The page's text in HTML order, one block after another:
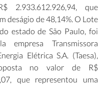
2.933.612.926,94, que
deságio de 48,14%. O Lote
estado de São Paulo, foi
empresa Transmissora
Elétrica S.A. (Taesa),
no valor de R$
que representou uma